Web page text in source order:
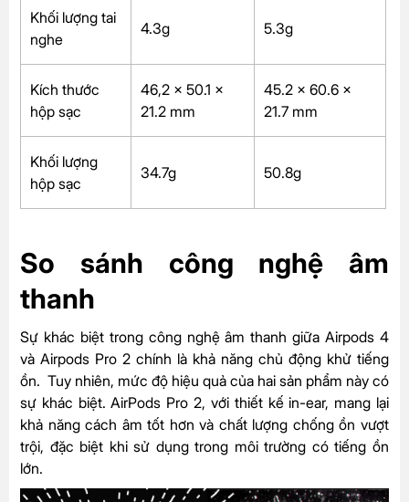
Khối lượng tai
nghe
4.3g 5.3g
Kích thước
hộp sạc
46,2 x 50.1 x
21.2 mm
45.2 x 60.6 x
21.7 mm
Khối lượng
hộp sạc
34.7g 50.8g
So sánh công nghệ âm
thanh
Sự khác biệt trong công nghệ âm thanh giữa Airpods 4
và Airpods Pro 2 chính là khả năng chủ động khử tiếng
ồn. Tuy nhiên, mức độ hiệu quả của hai sản phẩm này có
sự khác biệt. AirPods Pro 2, với thiết kế in-ear, mang lại
khả năng cách âm tốt hơn và chất lượng chống ồn vượt
trội, đặc biệt khi sử dụng trong môi trường có tiếng ồn
lớn.